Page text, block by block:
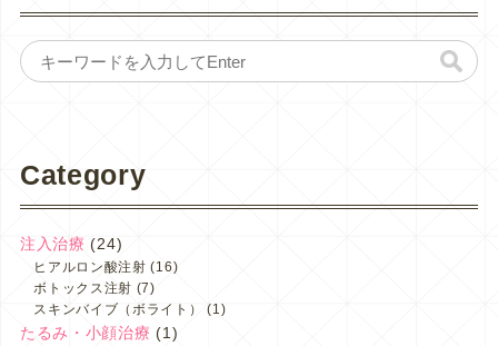
Category
注入治療 (24)
ヒアルロン酸注射 (16)
ボトックス注射 (7)
スキンバイブ（ボライト）
(1)
たるみ・小顔治療 (1)